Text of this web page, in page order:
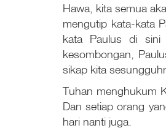
Hawa, kita semua
mengutip kata-kata
kata Paulus di sini
kesombongan,
sikap kita
Tuhan menghukum
Dan setiap orang
hari nanti juga.